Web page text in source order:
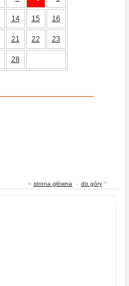
14 15 16
21 22 23
28
« strona główna - do góry ^